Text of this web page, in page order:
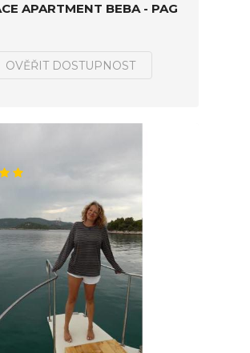
APARTMENT BEBA - PAG
OVĚŘIT DOSTUPNOST